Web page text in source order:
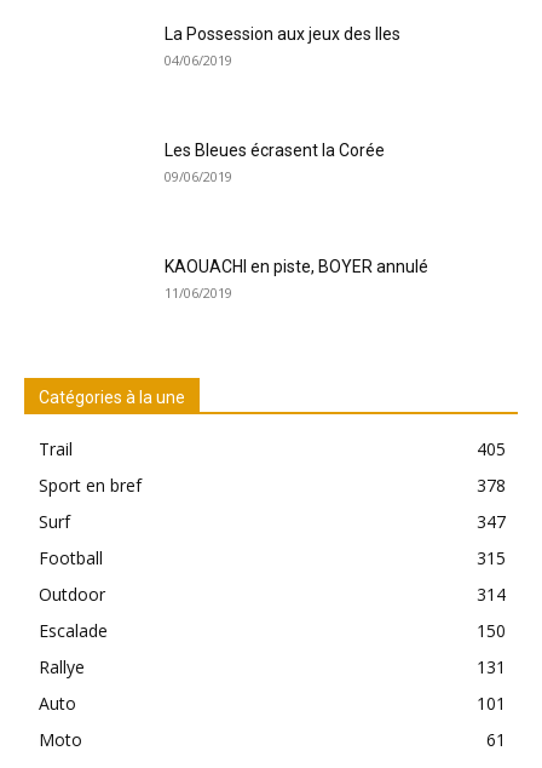
La Possession aux jeux des Iles
04/06/2019
Les Bleues écrasent la Corée
09/06/2019
KAOUACHI en piste, BOYER annulé
11/06/2019
Catégories à la une
Trail
405
Sport en bref
378
Surf
347
Football
315
Outdoor
314
Escalade
150
Rallye
131
Auto
101
Moto
61